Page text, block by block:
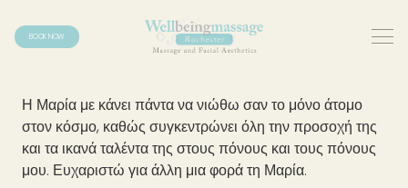
BOOK NOW
Η Μαρία με κάνει πάντα να νιώθω σαν το μόνο άτομο
στον κόσμο, καθώς συγκεντρώνει όλη την προσοχή της
και τα ικανά ταλέντα της στους πόνους και τους πόνους
μου. Ευχαριστώ για άλλη μια φορά τη Μαρία.